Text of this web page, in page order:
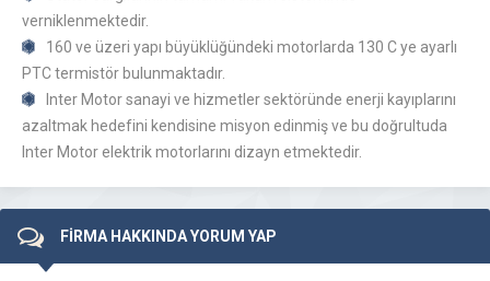
verniklenmektedir.
160 ve üzeri yapı büyüklüğündeki motorlarda 130 C ye ayarlı
PTC termistör bulunmaktadır.
Inter Motor sanayi ve hizmetler sektöründe enerji kayıplarını
azaltmak hedefini kendisine misyon edinmiş ve bu doğrultuda
Inter Motor elektrik motorlarını dizayn etmektedir.
FİRMA HAKKINDA YORUM YAP